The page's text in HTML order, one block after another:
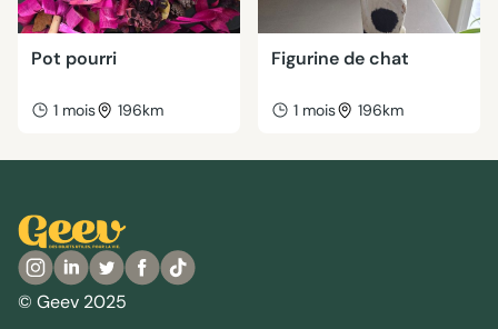
Pot pourri
1 mois 196km
Figurine de chat
1 mois 196km
© Geev 2025